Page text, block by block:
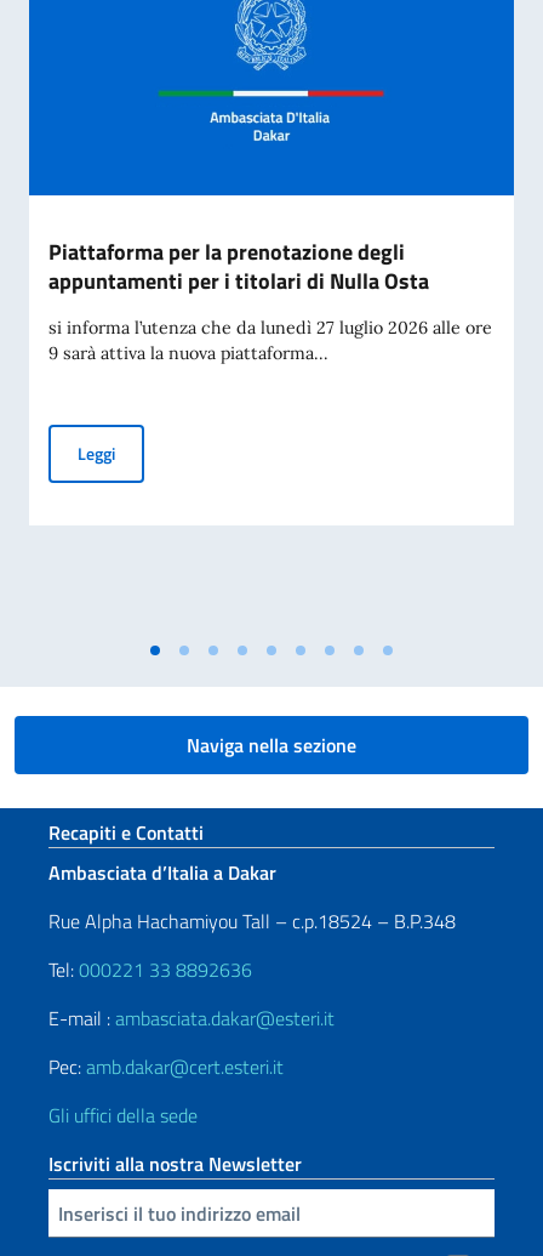
Piattaforma per la prenotazione degli
appuntamenti per i titolari di Nulla Osta
si informa l’utenza che da lunedì 27 luglio 2026 alle ore
9 sarà attiva la nuova piattaforma...
LeggiPiattaforma per la prenotazione degli appuntamenti per i
Naviga nella sezione
Sezione footer
Recapiti e Contatti
Ambasciata d’Italia a Dakar
Rue Alpha Hachamiyou Tall – c.p.18524 – B.P.348
Tel:000221 33 8892636
E-mail :ambasciata.dakar@esteri.it
Pec:amb.dakar@cert.esteri.it
Gli uffici della sede
Iscriviti alla nostra Newsletter
Inserisci la tua email